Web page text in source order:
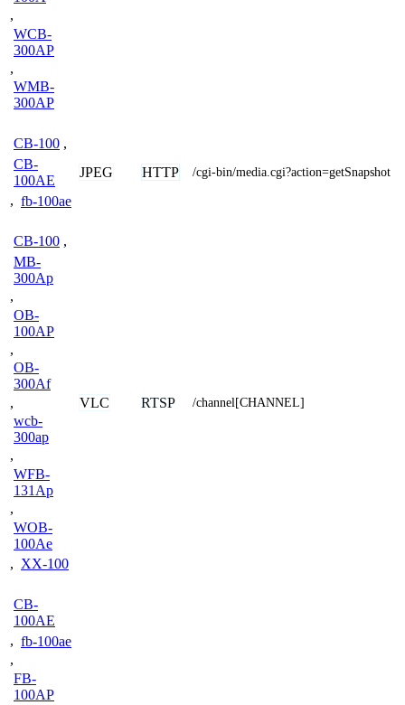
,
WCB-
300AP
,
WMB-
300AP
CB-100 ,
CB-
100AE
, fb-100ae
JPEG HTTP /cgi-bin/media.cgi?action=getSnapshot
CB-100 ,
MB-
300Ap
,
OB-
100AP
,
OB-
300Af
,
wcb-
300ap
,
WFB-
131Ap
,
WOB-
100Ae
, XX-100
VLC RTSP /channel[CHANNEL]
CB-
100AE
, fb-100ae
,
FB-
100AP